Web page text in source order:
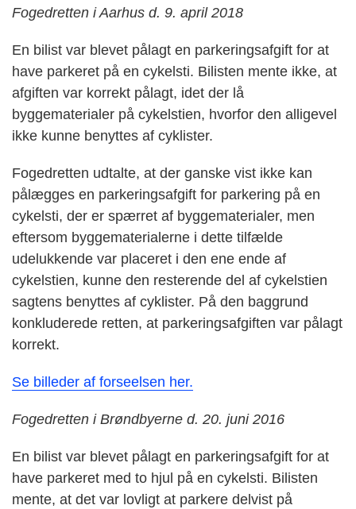
Fogedretten i Aarhus d. 9. april 2018
En bilist var blevet pålagt en parkeringsafgift for at
have parkeret på en cykelsti. Bilisten mente ikke, at
afgiften var korrekt pålagt, idet der lå
byggematerialer på cykelstien, hvorfor den alligevel
ikke kunne benyttes af cyklister.
Fogedretten udtalte, at der ganske vist ikke kan
pålægges en parkeringsafgift for parkering på en
cykelsti, der er spærret af byggematerialer, men
eftersom byggematerialerne i dette tilfælde
udelukkende var placeret i den ene ende af
cykelstien, kunne den resterende del af cykelstien
sagtens benyttes af cyklister. På den baggrund
konkluderede retten, at parkeringsafgiften var pålagt
korrekt.
Se billeder af forseelsen her.
Fogedretten i Brøndbyerne d. 20. juni 2016
En bilist var blevet pålagt en parkeringsafgift for at
have parkeret med to hjul på en cykelsti. Bilisten
mente, at det var lovligt at parkere delvist på